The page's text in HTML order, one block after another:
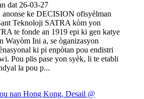
dat 26-03-27
anonse ke DECISION ofisyèlman
Teknoloji SATRA kòm yon
te fonde an 1919 epi ki gen katye
Wayòm Ini a, se òganizasyon
ki pi enpòtan pou endistri
Pou plis pase yon syèk, li te etabli
la pou p...